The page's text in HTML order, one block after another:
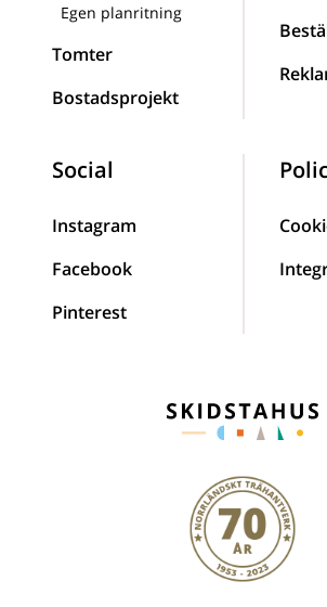
Egen planritning
Tomter
Bostadsprojekt
Social
Instagram
Facebook
Pinterest